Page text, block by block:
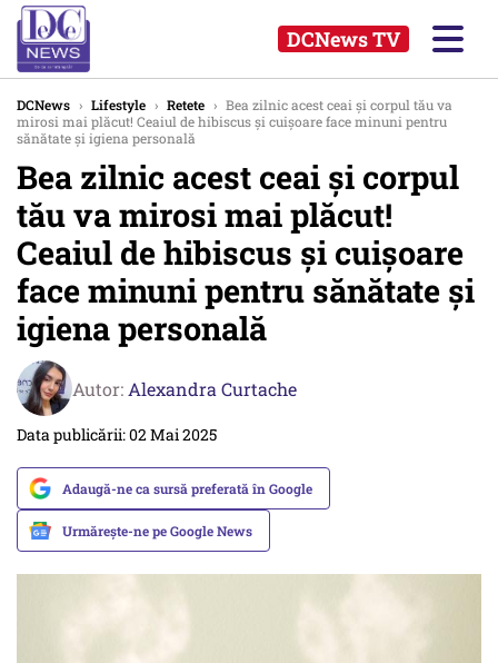
DCNews TV
DCNews › Lifestyle › Retete › Bea zilnic acest ceai și corpul tău va
mirosi mai plăcut! Ceaiul de hibiscus și cuișoare face minuni pentru
sănătate și igiena personală
Bea zilnic acest ceai și corpul
tău va mirosi mai plăcut!
Ceaiul de hibiscus și cuișoare
face minuni pentru sănătate și
igiena personală
Autor: Alexandra Curtache
Data publicării: 02 Mai 2025
Adaugă-ne ca sursă preferată în Google
Urmărește-ne pe Google News